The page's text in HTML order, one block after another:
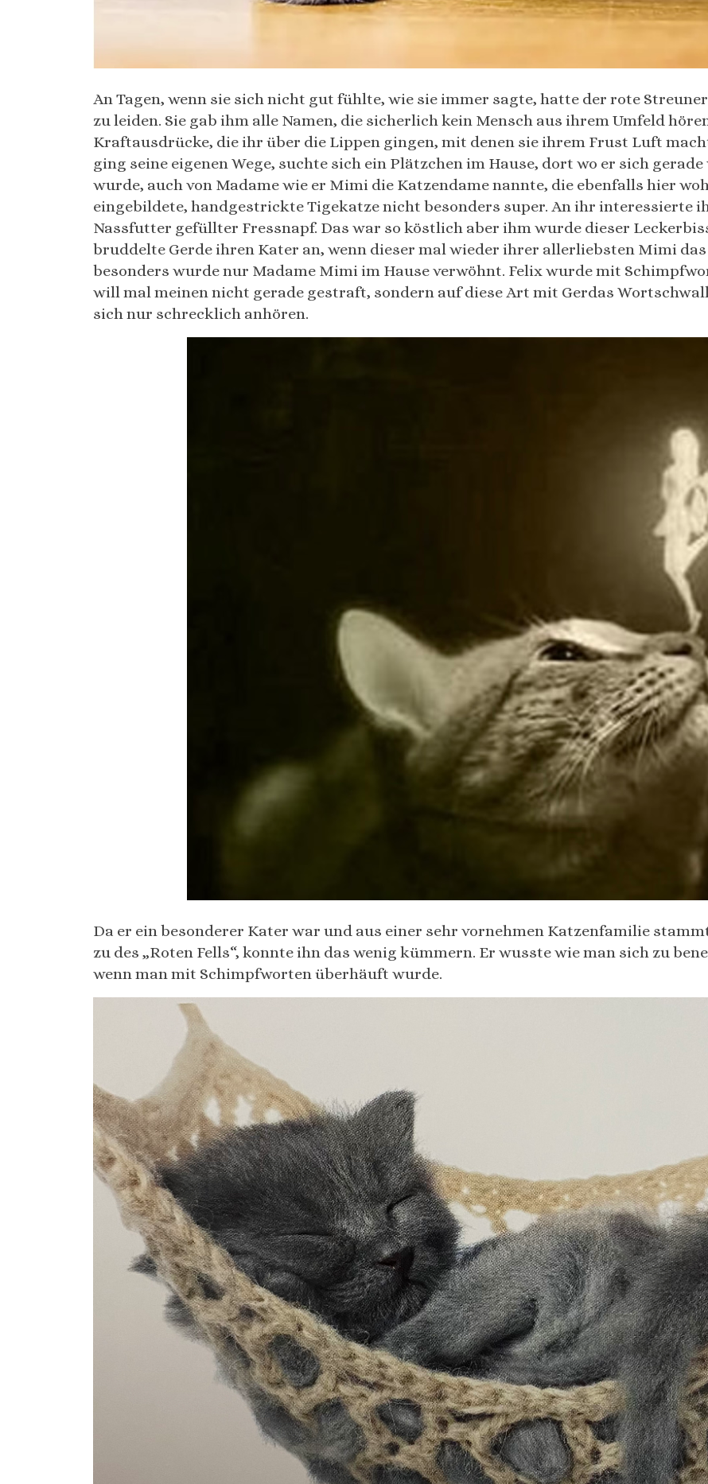
An Tagen, wenn sie sich nicht gut fühlte, wie sie immer sagte, hatte der rote
zu leiden. Sie gab ihm alle Namen, die sicherlich kein Mensch aus ihrem Umfeld
Kraftausdrücke, die ihr über die Lippen gingen, mit denen sie ihrem Frust Luft
ging seine eigenen Wege, suchte sich ein Plätzchen im Hause, dort wo er sich
wurde, auch von Madame wie er Mimi die Katzendame nannte, die ebenfalls hier
eingebildete, handgestrickte Tigekatze nicht besonders super. An ihr interessierte
Nassfutter gefüllter Fressnapf. Das war so köstlich aber ihm wurde dieser
bruddelte Gerde ihren Kater an, wenn dieser mal wieder ihrer allerliebsten Mimi
besonders wurde nur Madame Mimi im Hause verwöhnt. Felix wurde mit
will mal meinen nicht gerade gestraft, sondern auf diese Art mit Gerdas
sich nur schrecklich anhören.
Da er ein besonderer Kater war und aus einer sehr vornehmen Katzenfamilie
zu des „Roten Fells“, konnte ihn das wenig kümmern. Er wusste wie man sich zu
wenn man mit Schimpfworten überhäuft wurde.